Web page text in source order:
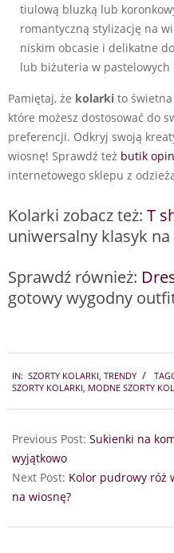
tiulową bluzką lub
romantyczną stylizację na
niskim obcasie i delikatne
lub biżuteria w pastelowych
Pamiętaj, że kolarki to
które możesz dostosować do
preferencji. Odkryj swoją
wiosnę! Sprawdź też butik
internetowego sklepu z
Kolarki zobacz też: T
uniwersalny klasyk
Sprawdź również:
gotowy wygodny
03-
IN: SZORTY KOLARKI TRENDY
SZORTY KOLARKI MODNE SZORTY
Previous Post: Sukienki na
wyjątkowo
Next Post: Kolor pudrowy róż
na wiosnę?